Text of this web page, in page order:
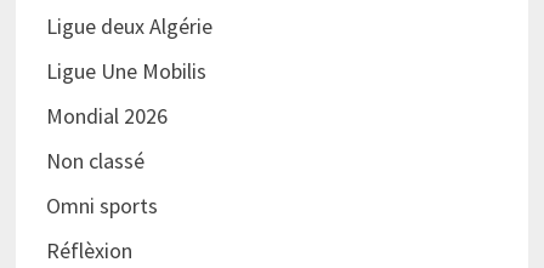
Ligue deux Algérie
Ligue Une Mobilis
Mondial 2026
Non classé
Omni sports
Réflèxion